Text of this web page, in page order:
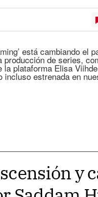
está cambiando el
producción de series,
plataforma Elisa
incluso estrenada en
y